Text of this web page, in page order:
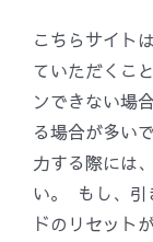
こちらサイト
ていただくこ
ンできない場
る場合が多い
力する際には
い。 もし、引
ドのリセット